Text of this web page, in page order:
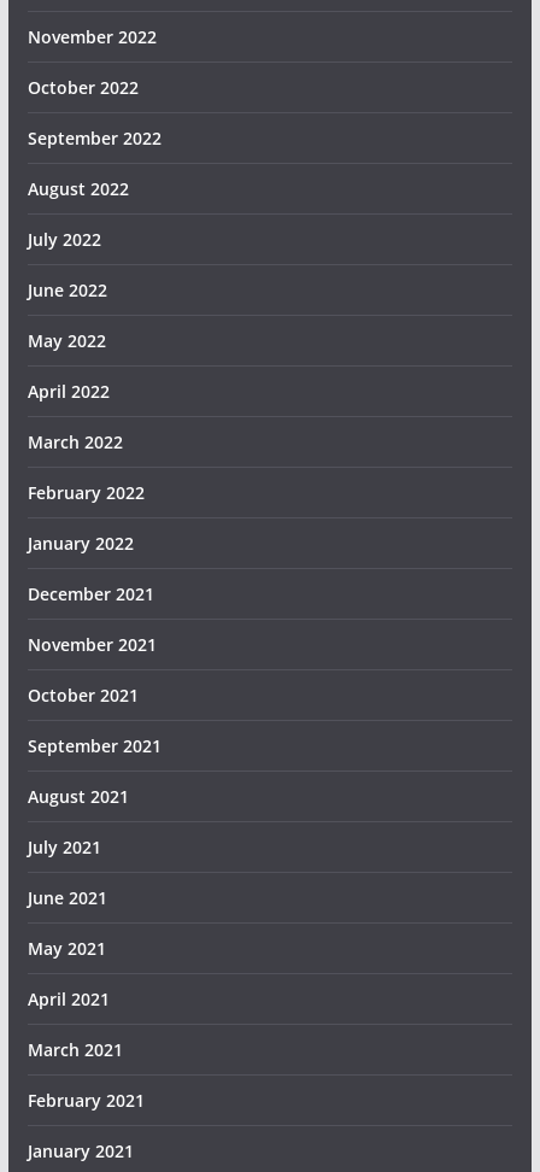
November 2022
October 2022
September 2022
August 2022
July 2022
June 2022
May 2022
April 2022
March 2022
February 2022
January 2022
December 2021
November 2021
October 2021
September 2021
August 2021
July 2021
June 2021
May 2021
April 2021
March 2021
February 2021
January 2021